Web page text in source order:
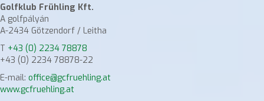
Golfklub Frühling Kft.
A golfpályán
A-2434 Götzendorf / Leitha
T +43 (0) 2234 78878
+43 (0) 2234 78878-22
E-mail: office@gcfruehling.at
www.gcfruehling.at